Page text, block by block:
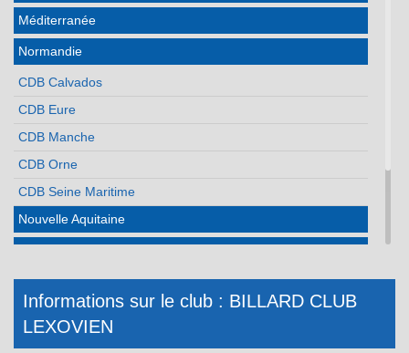
Méditerranée
Normandie
CDB Calvados
CDB Eure
CDB Manche
CDB Orne
CDB Seine Maritime
Nouvelle Aquitaine
Pays de la Loire
Réunion
Informations sur le club : BILLARD CLUB
LEXOVIEN